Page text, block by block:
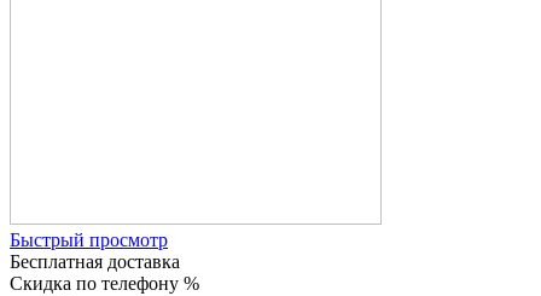
Быстрый просмотр
Бесплатная доставка
Скидка по телефону %